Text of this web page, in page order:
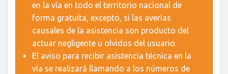
en la vía en todo el territorio nacional de
forma gratuita, excepto, si las averías
causales de la asistencia son producto del
actuar negligente u olvidos del usuario.
El aviso para recibir asistencia técnica en la
vía se realizará llamando a los números de